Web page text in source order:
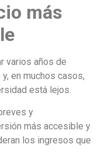
más
varios años de
en muchos casos,
está lejos.
y
más accesible y
los ingresos que